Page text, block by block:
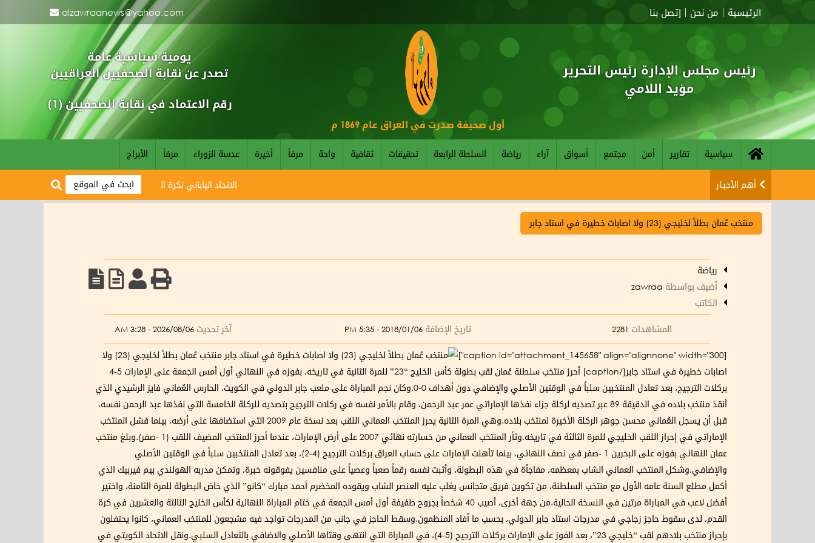
الرئيسية من نحن إتصل بنا alzawraanews@yahoo.com
رئيس مجلس الإدارة رئيس التحرير
مؤيد اللامي
أول صحيفة صدرت في العراق عام 1869 م
يومية سياسية عامة
تصدر عن نقابة الصحفيين العراقيين
رقم الاعتماد في نقابة الصحفيين (1)
سياسية تقارير أمن مجتمع أسواق آراء رياضة السلطة الرابعة تحقيقات ثقافية واحة مرفأ أخيرة عدسة الزوراء مرفأ الأبراج
أهم الأخبـار الاتحاد الياباني لكرة القدم يبارك وصول أسود الرافدين لمونديال 2026
منتخب عُمان بطلاً لخليجي (23) ولا اصابات خطيرة في استاد جابر
رياضة
أضيف بواسطة
الكاتب
المشاهدات 2281 تاريخ الإضافة 2018/01/06 - 5:35 PM آخر تحديث 2026/08/06 - 3:28 AM
[caption id="attachment_145658" align="alignnone" width="300"]
منتخب عُمان بطلاً لخليجي (23) ولا
اصابات خطيرة في استاد جابر[/caption] أحرز منتخب سلطنة عُمان لقب بطولة كأس الخليج “23” للمرة الثانية في تاريخه، بفوزه في النهائي أول أمس الجمعة على الإمارات 5-4
بركلات الترجيح، بعد تعادل المنتخبين سلباً في الوقتين الأصلي والإضافي دون أهداف 0-0.وكان نجم المباراة على ملعب جابر الدولي في الكويت، الحارس العُماني فايز الرشيدي الذي
أنقذ منتخب بلاده في الدقيقة 89 عبر تصديه لركلة جزاء نفذها الإماراتي عمر عبد الرحمن، وقام بالأمر نفسه في ركلات الترجيح بتصديه للركلة الخامسة التي نفذها عبد الرحمن نفسه،
قبل أن يسجل العُماني محسن جوهر الركلة الأخيرة لمنتخب بلاده.وهي المرة الثانية يحرز المنتخب العماني اللقب بعد نسخة عام 2009 التي استضافها على أرضه، بينما فشل المنتخب
الإماراتي في إحراز اللقب الخليجي للمرة الثالثة في تاريخه.وثأر المنتخب العماني من خسارته نهائي 2007 على أرض الإمارات، عندما أحرز المنتخب المضيف اللقب (1 -صفر).وبلغ منتخب
عمان النهائي بفوزه على البحرين 1 -صفر في نصف النهائي، بينما تأهلت الإمارات على حساب العراق بركلات الترجيح (4-2)، بعد تعادل المنتخبين سلباً في الوقتين الأصلي
والإضافي.وشكل المنتخب العماني الشاب بمعظمه، مفاجأة في هذه البطولة، وأثبت نفسه رقماً صعباً وعصياً على منافسين يفوقونه خبرة، وتمكن مدربه الهولندي بيم فيربيك الذي
أكمل مطلع السنة عامه الأول مع منتخب السلطنة، من تكوين فريق متجانس يغلب عليه العنصر الشاب ويقوده المخضرم أحمد مبارك “كانو” الذي خاض البطولة للمرة الثامنة، واختير
أفضل لاعب في المباراة مرتين في النسخة الحالية.من جهة أخرى، أصيب 40 شخصاً بجروح طفيفة أول أمس الجمعة في ختام المباراة النهائية لكأس الخليج الثالثة والعشرين في كرة
القدم، لدى سقوط حاجز زجاجي في مدرجات استاد جابر الدولي، بحسب ما أفاد المنظمون.وسقط الحاجز في جانب من المدرجات تواجد فيه مشجعون للمنتخب العماني، كانوا يحتفلون
بإحراز منتخب بلادهم لقب “خليجي 23”، بعد الفوز على الإمارات بركلات الترجيح (5-4)، في المباراة التي انتهى وقتاها الأصلي والاضافي بالتعادل السلبي.ونقل الاتحاد الكويتي في